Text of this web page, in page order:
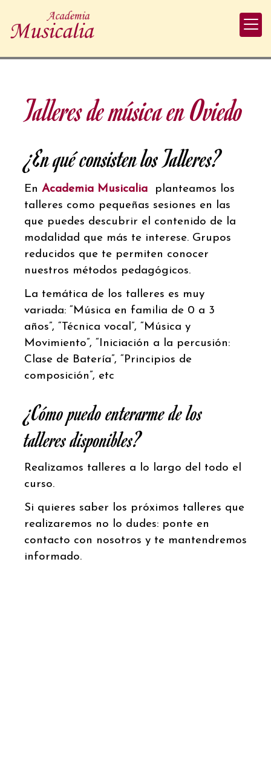
Talleres de música en Oviedo
¿En qué consisten los Talleres?
En Academia Musicalia planteamos los
talleres como pequeñas sesiones en las
que puedes descubrir el contenido de la
modalidad que más te interese. Grupos
reducidos que te permiten conocer
nuestros métodos pedagógicos.
La temática de los talleres es muy
variada: “Música en familia de 0 a 3
años”, “Técnica vocal”, “Música y
Movimiento”, “Iniciación a la percusión:
Clase de Batería”, “Principios de
composición”, etc
¿Cómo puedo enterarme de los
talleres disponibles?
Realizamos talleres a lo largo del todo el
curso.
Si quieres saber los próximos talleres que
realizaremos no lo dudes: ponte en
contacto con nosotros y te mantendremos
informado.